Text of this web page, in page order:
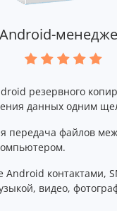
Android-
резервного
данных одним
передача файлов
Android контактами,
видео,